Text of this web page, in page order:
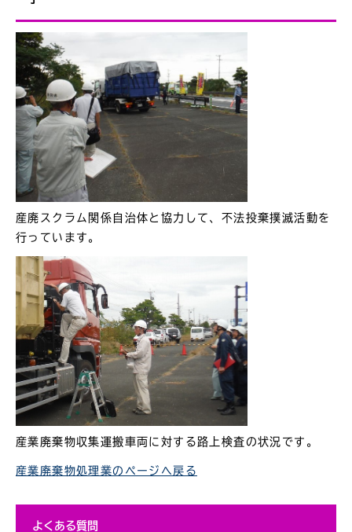
産廃スクラム関係自治体と協力して、不法投棄撲滅活動を
行っています。
産業廃棄物収集運搬車両に対する路上検査の状況です。
産業廃棄物処理業のページへ戻る
よくある質問